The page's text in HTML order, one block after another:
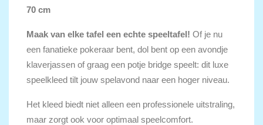
70 cm
Maak van elke tafel een echte speeltafel! Of je nu
een fanatieke pokeraar bent, dol bent op een avondje
klaverjassen of graag een potje bridge speelt: dit luxe
speelkleed tilt jouw spelavond naar een hoger niveau.
Het kleed biedt niet alleen een professionele uitstraling,
maar zorgt ook voor optimaal speelcomfort.